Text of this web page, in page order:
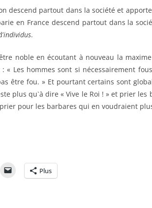
descend partout dans la société et
en France descend partout dans la
individus.
noble en écoutant à nouveau la
« Les hommes sont si nécessairement
être fou. » Et pourtant certains sont
plus qu`à dire « Vive le Roi ! » et prier les
pour les barbares qui en voudraient
Plus